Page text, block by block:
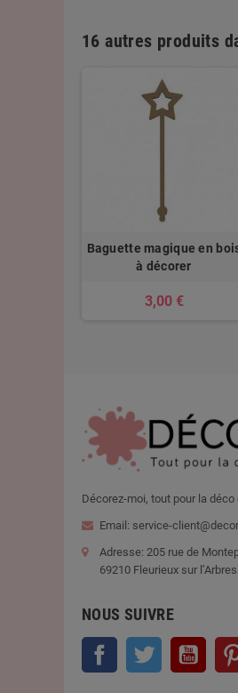
16 autres produits
Baguette magique en
à décorer
3,00 €
Décorez-moi, tout pour la déco
Email: service-
Adresse: 205 rue de
69210 Fleurieux sur
NOUS SUIVRE
Facebook Twitter